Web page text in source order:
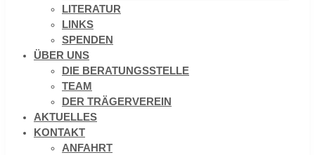
LITERATUR
LINKS
SPENDEN
ÜBER UNS
DIE BERATUNGSSTELLE
TEAM
DER TRÄGERVEREIN
AKTUELLES
KONTAKT
ANFAHRT